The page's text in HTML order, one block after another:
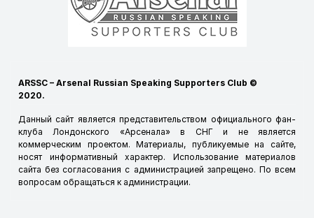
ARSSC – Arsenal Russian Speaking Supporters Club ©
2020.
Данный сайт является представительством официального фан-
клуба Лондонского «Арсенала» в СНГ и не является
коммерческим проектом. Материалы, публикуемые на сайте,
носят информативный характер. Использование материалов
сайта без согласования с администрацией запрещено. По всем
вопросам обращаться к администрации.